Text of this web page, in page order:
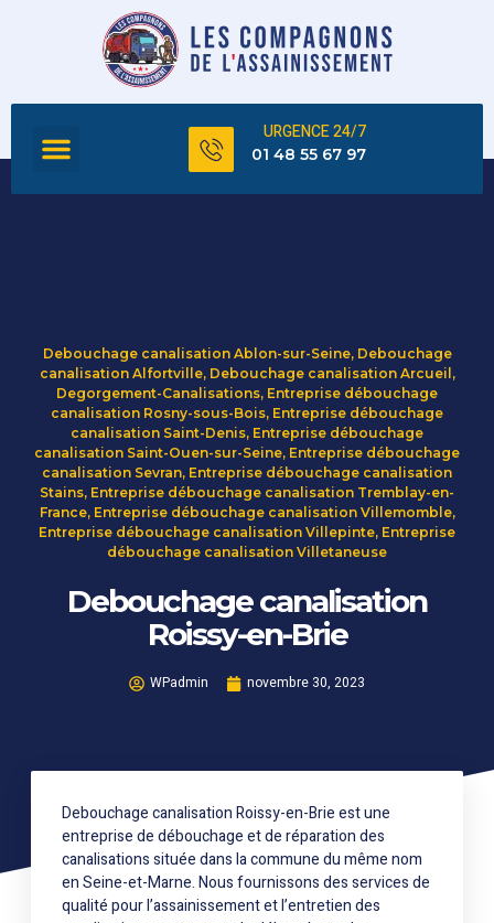
URGENCE 24/7
01 48 55 67 97
Debouchage canalisation Ablon-sur-Seine, Debouchage
canalisation Alfortville, Debouchage canalisation Arcueil ,
Degorgement-Canalisations, Entreprise débouchage
canalisation Rosny-sous-Bois, Entreprise débouchage
canalisation Saint-Denis, Entreprise débouchage
canalisation Saint-Ouen-sur-Seine, Entreprise débouchage
canalisation Sevran, Entreprise débouchage canalisation
Stains, Entreprise débouchage canalisation Tremblay-en-
France, Entreprise débouchage canalisation Villemomble,
Entreprise débouchage canalisation Villepinte, Entreprise
débouchage canalisation Villetaneuse
Debouchage canalisation
Roissy-en-Brie
WPadmin novembre 30, 2023
Debouchage canalisation Roissy-en-Brie est une
entreprise de débouchage et de réparation des
canalisations située dans la commune du même nom
en Seine-et-Marne. Nous fournissons des services de
qualité pour l’assainissement et l’entretien des